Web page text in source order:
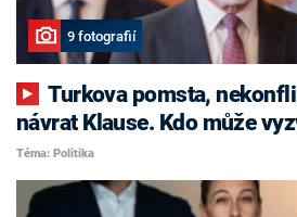
9 fotografií
Turkova pomsta, nekonfliktní Havlíček i
návrat Klause. Kdo může
Téma: Politika